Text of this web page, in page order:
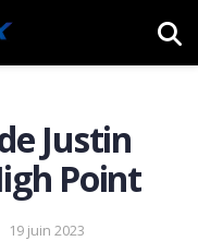
Justin
Point
19 juin 2023